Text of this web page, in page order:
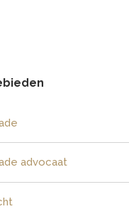
advocaat